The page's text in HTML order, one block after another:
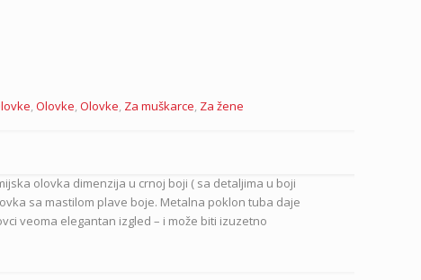
Olovke Olovke Za muškarce Za žene
olovka dimenzija u crnoj boji ( sa detaljima u boji
sa mastilom plave boje. Metalna poklon tuba daje
veoma elegantan izgled – i može biti izuzetno